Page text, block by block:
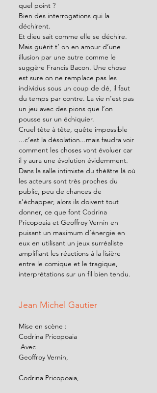
quel point ?
Bien des interrogations qui la
déchirent.
Et dieu sait comme elle se déchire.
Mais guérit t’ on en amour d’une
illusion par une autre comme le
suggère Francis Bacon. Une chose
est sure on ne remplace pas les
individus sous un coup de dé, il faut
du temps par contre. La vie n’est pas
un jeu avec des pions que l’on
pousse sur un échiquier.
Cruel tête à tête, quête impossible
...c’est la désolation...mais faudra voir
comment les choses vont évoluer car
il y aura une évolution évidemment.
Dans la salle intimiste du théâtre là où
les acteurs sont très proches du
public, peu de chances de
s’échapper, alors ils doivent tout
donner, ce que font Codrina
Pricopoaia et Geoffroy Vernin en
puisant un maximum d’énergie en
eux en utilisant un jeux surréaliste
amplifiant les réactions à la lisière
entre le comique et le tragique,
interprétations sur un fil bien tendu.
Jean Michel Gautier
Mise en scène :
Codrina Pricopoaia
Geoffroy Vernin,
Codrina Pricopoaia,